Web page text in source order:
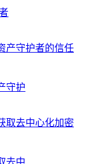
守护
去中